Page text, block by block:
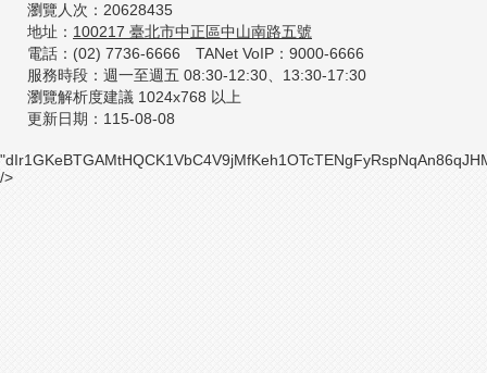
瀏覽人次： 20628435
地址： 100217 臺北市中正區中山南路五號
電話：(02) 7736-6666 TANet VoIP：9000-6666
服務時段：週一至週五 08:30-12:30、 13:30-17:30
瀏覽解析度建議 1024x768 以上
更新日期： 115-08-08
/>